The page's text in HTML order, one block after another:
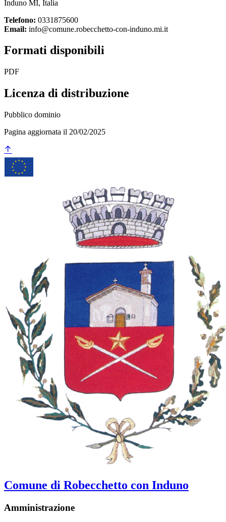
Induno MI, Italia
Telefono: 0331875600
Email: info@comune.robecchetto-con-induno.mi.it
Formati disponibili
PDF
Licenza di distribuzione
Pubblico dominio
Pagina aggiornata il 20/02/2025
Comune di Robecchetto con Induno
Amministrazione